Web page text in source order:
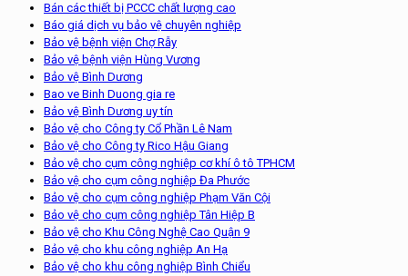
Bán các thiết bị PCCC chất lượng cao
Báo giá dịch vụ bảo vệ chuyên nghiệp
Bảo vệ bệnh viện Chợ Rẫy
Bảo vệ bệnh viện Hùng Vương
Bảo vệ Bình Dương
Bao ve Binh Duong gia re
Bảo vệ Bình Dương uy tín
Bảo vệ cho Công ty Cổ Phần Lê Nam
Bảo vệ cho Công ty Rico Hậu Giang
Bảo vệ cho cụm công nghiệp cơ khí ô tô TPHCM
Bảo vệ cho cụm công nghiệp Đa Phước
Bảo vệ cho cụm công nghiệp Phạm Văn Cội
Bảo vệ cho cụm công nghiệp Tân Hiệp B
Bảo vệ cho Khu Công Nghệ Cao Quận 9
Bảo vệ cho khu công nghiệp An Hạ
Bảo vệ cho khu công nghiệp Bình Chiểu